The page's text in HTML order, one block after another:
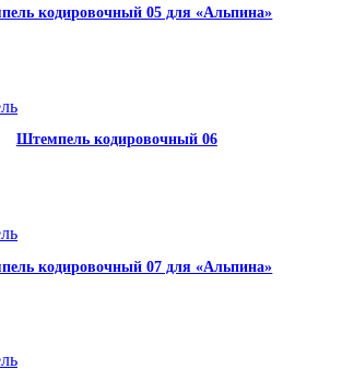
кодировочный 05 для «Альпина»
Штемпель кодировочный 06
кодировочный 07 для «Альпина»